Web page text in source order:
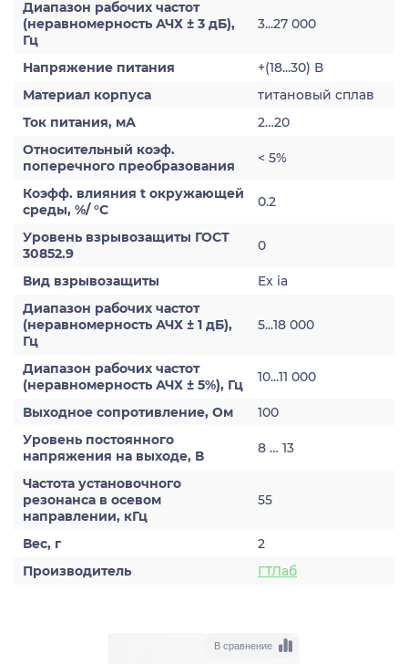
Диапазон рабочих частот
(неравномерность АЧХ ± 3 дБ),
Гц
3...27 000
Напряжение питания
+(18...30) В
Материал корпуса
титановый сплав
Ток питания, мА
2…20
Относительный коэф.
поперечного преобразования
< 5%
Коэфф. влияния t окружающей
среды, %/ °С
0.2
Уровень взрывозащиты ГОСТ
30852.9
0
Вид взрывозащиты
Ex ia
Диапазон рабочих частот
(неравномерность АЧХ ± 1 дБ),
Гц
5...18 000
Диапазон рабочих частот
(неравномерность АЧХ ± 5%), Гц
10...11 000
Выходное сопротивление, Ом
100
Уровень постоянного
напряжения на выходе, В
8 … 13
Частота установочного
резонанса в осевом
направлении, кГц
55
Вес, г
2
Производитель
ГТЛаб
В сравнение